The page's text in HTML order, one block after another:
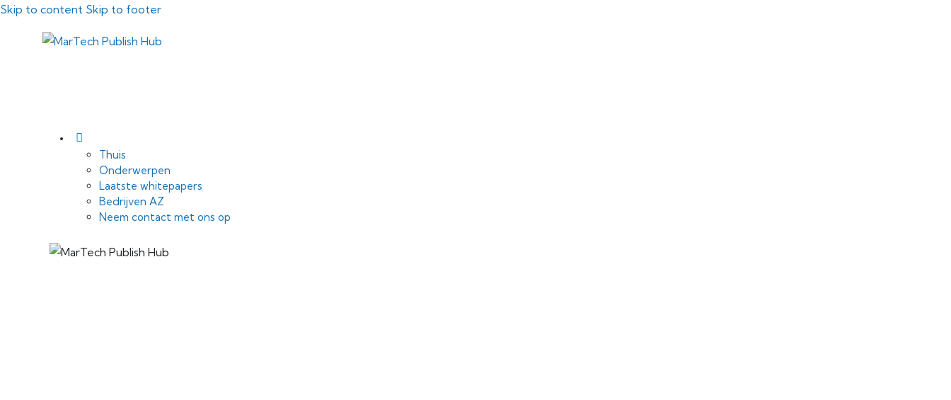
Skip to content Skip to footer
Thuis
Onderwerpen
Laatste whitepapers
Bedrijven AZ
Neem contact met ons op